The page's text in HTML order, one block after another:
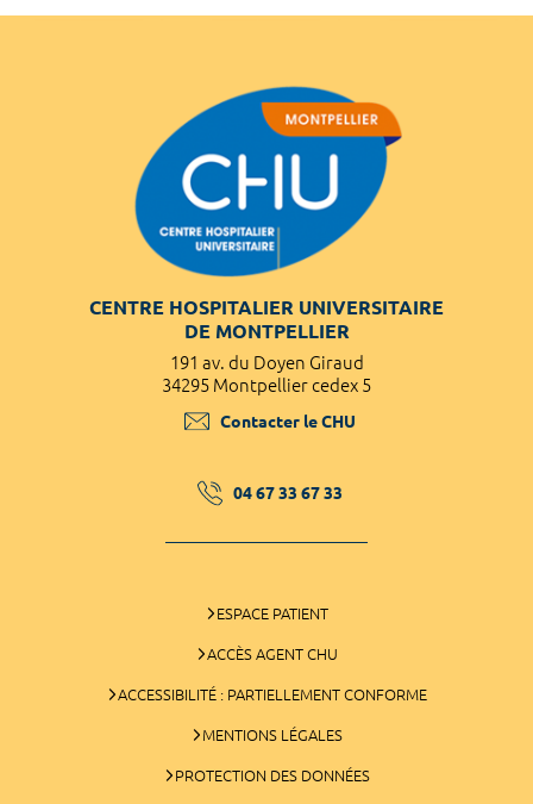
CENTRE HOSPITALIER UNIVERSITAIRE
DE MONTPELLIER
191 av. du Doyen Giraud
34295 Montpellier cedex 5
Contacter le CHU
04 67 33 67 33
ESPACE PATIENT
ACCÈS AGENT CHU
ACCESSIBILITÉ : PARTIELLEMENT CONFORME
MENTIONS LÉGALES
PROTECTION DES DONNÉES